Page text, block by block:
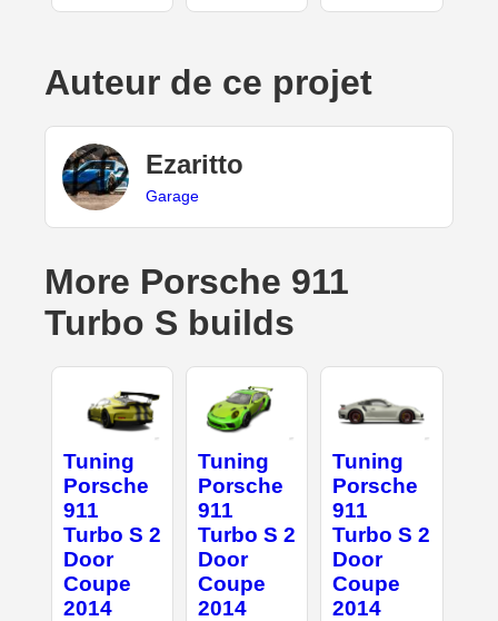
Auteur de ce projet
Ezaritto
Garage
More Porsche 911
Turbo S builds
Tuning
Porsche
911
Turbo S 2
Door
Coupe
2014
Tuning
Porsche
911
Turbo S 2
Door
Coupe
2014
Tuning
Porsche
911
Turbo S 2
Door
Coupe
2014